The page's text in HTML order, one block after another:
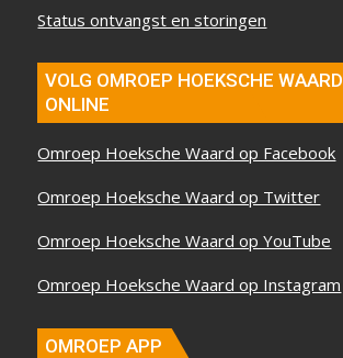
Status ontvangst en storingen
VOLG OMROEP HOEKSCHE WAARD
ONLINE
Omroep Hoeksche Waard op Facebook
Omroep Hoeksche Waard op Twitter
Omroep Hoeksche Waard op YouTube
Omroep Hoeksche Waard op Instagram
OMROEP APP